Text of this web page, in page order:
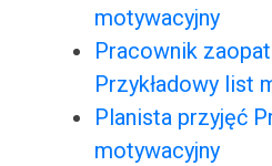
motywacyjny
Pracownik
Przykładowy list
Planista przyjęć
motywacyjny